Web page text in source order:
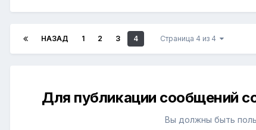
НАЗАД 1 2 3 4 Страница 4 из 4
Для публикации сообщений
Вы должны быть